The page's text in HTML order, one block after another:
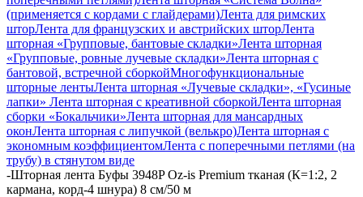
(применяется с кордами с глайдерами)Лента для римских
шторЛента для французских и австрийских шторЛента
шторная «Групповые, бантовые складки»Лента шторная
«Групповые, ровные лучевые складки»Лента шторная с
бантовой, встречной сборкойМногофункциональные
шторные лентыЛента шторная «Лучевые складки», «Гусиные
лапки» Лента шторная с креативной сборкойЛента шторная
сборки «Бокальчики»Лента шторная для мансардных
оконЛента шторная с липучкой (велькро)Лента шторная с
экономным коэффициентомЛента с поперечными петлями (на
трубу) в стянутом виде
-Шторная лента Буфы 3948P Oz-is Premium тканая (К=1:2, 2
кармана, корд-4 шнура) 8 см/50 м